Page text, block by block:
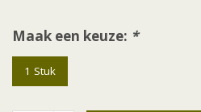
Maak een keuze: *
1 Stuk